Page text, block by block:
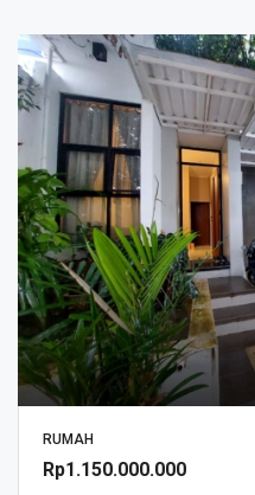
RUMAH
Rp1.150.000.000